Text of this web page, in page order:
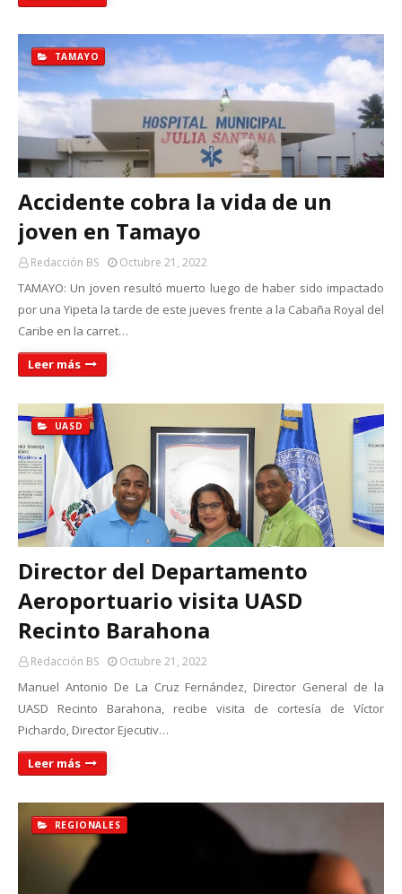
TAMAYO
Accidente cobra la vida de un
joven en Tamayo
Redacción BS Octubre 21, 2022
TAMAYO: Un joven resultó muerto luego de haber sido impactado
por una Yipeta la tarde de este jueves frente a la Cabaña Royal del
Caribe en la carret…
Leer más
UASD
Director del Departamento
Aeroportuario visita UASD
Recinto Barahona
Redacción BS Octubre 21, 2022
Manuel Antonio De La Cruz Fernández, Director General de la
UASD Recinto Barahona, recibe visita de cortesía de Víctor
Pichardo, Director Ejecutiv…
Leer más
REGIONALES